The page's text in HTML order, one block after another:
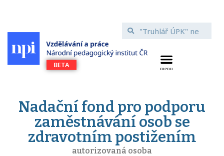
Nadační fond pro podporu
zaměstnávání osob se
zdravotním postižením
autorizovaná osoba